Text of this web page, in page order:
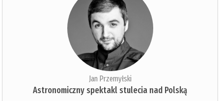
Jan Przemyłski
Astronomiczny spektakl stulecia nad Polską